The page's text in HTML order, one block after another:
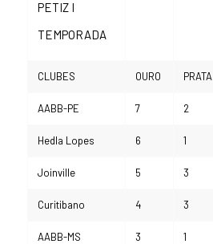
PETIZ I
TEMPORADA
CLUBES OURO PRATA
AABB-PE 7 2
Hedla Lopes 6 1
Joinville 5 3
Curitibano 4 3
AABB-MS 3 1